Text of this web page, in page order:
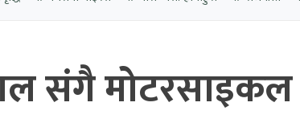
संगै मोटरसाइकल